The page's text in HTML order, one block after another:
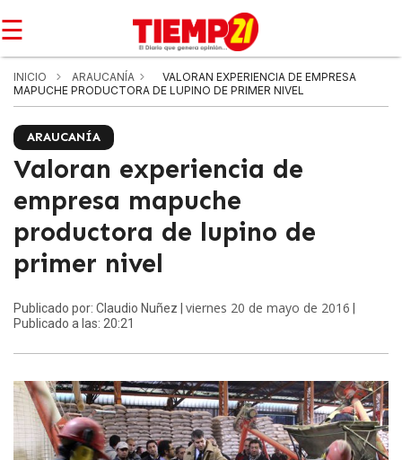
☰
INICIO ARAUCANÍA
VALORAN EXPERIENCIA DE EMPRESA
MAPUCHE PRODUCTORA DE LUPINO DE PRIMER NIVEL
ARAUCANÍA
Valoran experiencia de
empresa mapuche
productora de lupino de
primer nivel
Publicado por: Claudio Nuñez | viernes 20 de mayo de 2016
Publicado a las: 20:21